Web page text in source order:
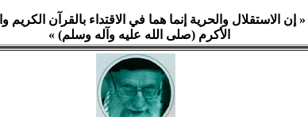
« إن الاستقلال والحرية إنما هما في الاقتداء بالقرآن الكريم
الأكرم (صلى الله عليه وآله وسلم) »